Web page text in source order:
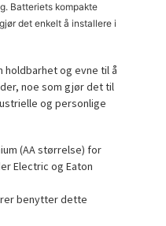
Batteriets kompakte
det enkelt å installere i
og evne til å
noe som gjør det til
og personlige
(AA størrelse) for
Electric og Eaton
benytter dette